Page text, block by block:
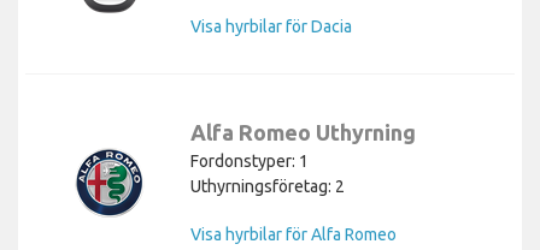
Visa hyrbilar för Dacia
Alfa Romeo Uthyrning
Fordonstyper: 1
Uthyrningsföretag: 2
Visa hyrbilar för Alfa Romeo